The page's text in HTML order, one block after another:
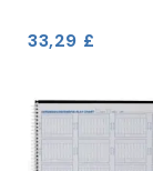
33,29 £